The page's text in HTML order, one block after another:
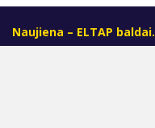
Naujiena – ELTAP baldai.